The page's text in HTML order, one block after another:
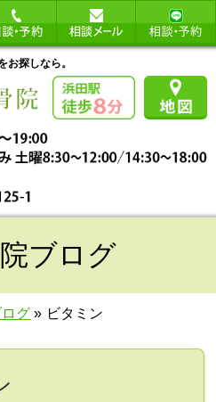
お探しなら。
ブログ
グ » ビタミン